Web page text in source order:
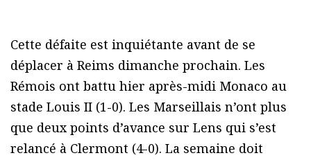
Cette défaite est inquiétante avant de se
déplacer à Reims dimanche prochain. Les
Rémois ont battu hier après-midi Monaco au
stade Louis II (1-0). Les Marseillais n’ont plus
que deux points d’avance sur Lens qui s’est
relancé à Clermont (4-0). La semaine doit